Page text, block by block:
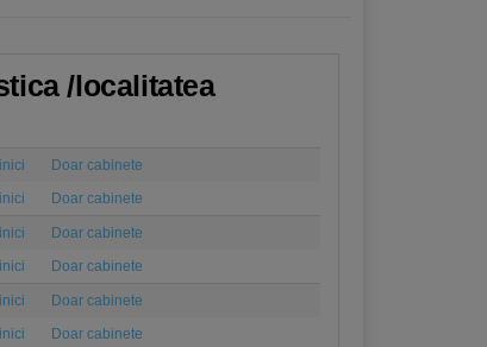
/localitatea
Doar cabinete
Doar cabinete
Doar cabinete
Doar cabinete
Doar cabinete
Doar cabinete